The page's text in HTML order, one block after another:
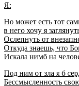
Я:
Но может есть тот
в него хочу я
Ослепнуть от
Откуда знаешь, что
Искала нимб на
Под ним от зла я б
Бессмысленность